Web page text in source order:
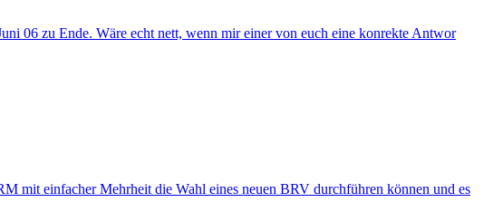
06 zu Ende. Wäre echt nett, wenn mir einer von euch eine konrekte Antwor
mit einfacher Mehrheit die Wahl eines neuen BRV durchführen können und es